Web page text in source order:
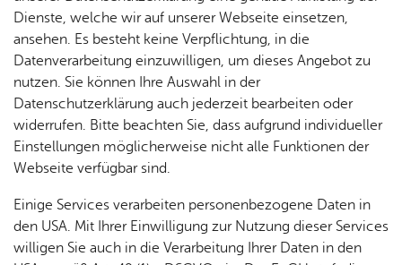
Bür­
ger­
ser­vice
Rat­
häu­ser
& Orts­
ver­
wal­
Ämter
A–Z
ten,
Vi­de­os
& Bil­
der
Me­di­
en­in­
for­ma­
tio­nen
fent­li­
che
Be­
len­an­
ge­bo­te
Aus­bil­
dung &
Stu­di­
um
Bil­
dung
Bauen
& Um­
welt
Geo­
da­ten
& 3D-
Stadt­
Bau­
stel­len
& Um­
lei­tun­
heit &
kum
Ärzte &
Apo­
Fa­mi­lie
& Kin­
der
SchV an­zei­gen
Als Betreiber einer Feuerungsanlage (mittelgroße
Feuerungsanlage, Gasturbinen- und
Verbrennungsmotoranlage) sind Sie verpflichtet, die
endgültige Stilllegung der Anlage unverzüglich, spätestens
jedoch innerhalb eines Monats, der zuständigen
Immissionsschutzbehörde zu anzuzeigen.
Dienste, welche wir auf unserer Webseite einsetzen,
ansehen. Es besteht keine Verpflichtung, in die
Datenverarbeitung einzuwilligen, um dieses Angebot zu
nutzen. Sie können Ihre Auswahl in der
Datenschutzerklärung auch jederzeit bearbeiten oder
widerrufen. Bitte beachten Sie, dass aufgrund individueller
Einstellungen möglicherweise nicht alle Funktionen der
Webseite verfügbar sind.
Einige Services verarbeiten personenbezogene Daten in
den USA. Mit Ihrer Einwilligung zur Nutzung dieser Services
willigen Sie auch in die Verarbeitung Ihrer Daten in den